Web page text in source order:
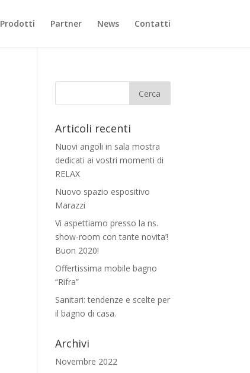
Prodotti Partner News Contatti
Articoli recenti
Nuovi angoli in sala mostra
dedicati ai vostri momenti di
RELAX
Nuovo spazio espositivo
Marazzi
Vi aspettiamo presso la ns.
show-room con tante novita’!
Buon 2020!
Offertissima mobile bagno
“Rifra”
Sanitari: tendenze e scelte per
il bagno di casa.
Archivi
Novembre 2022